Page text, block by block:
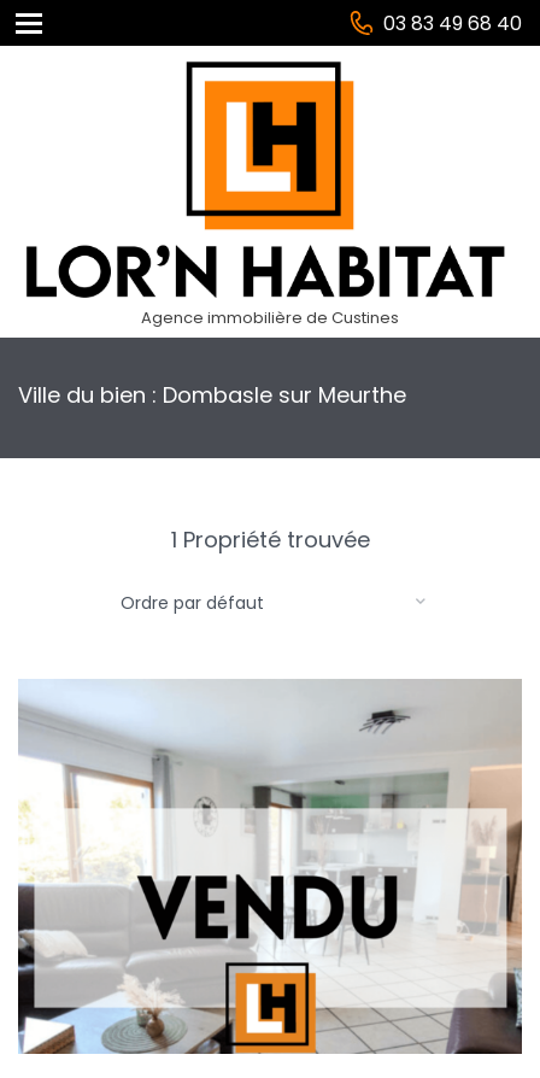
03 83 49 68 40
Agence immobilière de Custines
Ville du bien : Dombasle sur Meurthe
1 Propriété trouvée
Ordre par défaut